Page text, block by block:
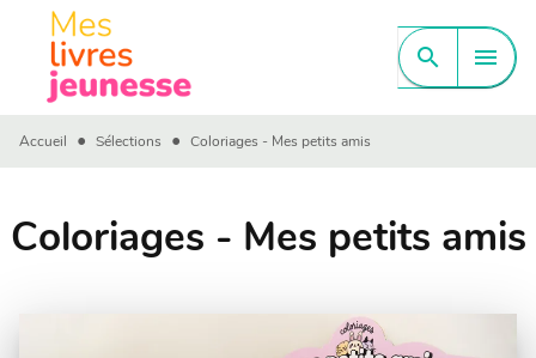
MENU CONTENU
PIED DE PAGE
search menu
Accueil • Sélections • Coloriages - Mes petits amis
Coloriages - Mes petits amis